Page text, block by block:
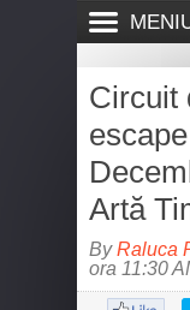
Circuit
Artă
ByRaluca
ora 11:30